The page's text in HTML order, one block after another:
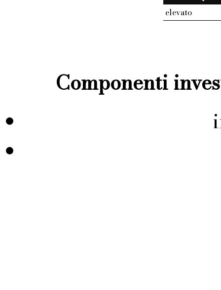
elevato
Componenti